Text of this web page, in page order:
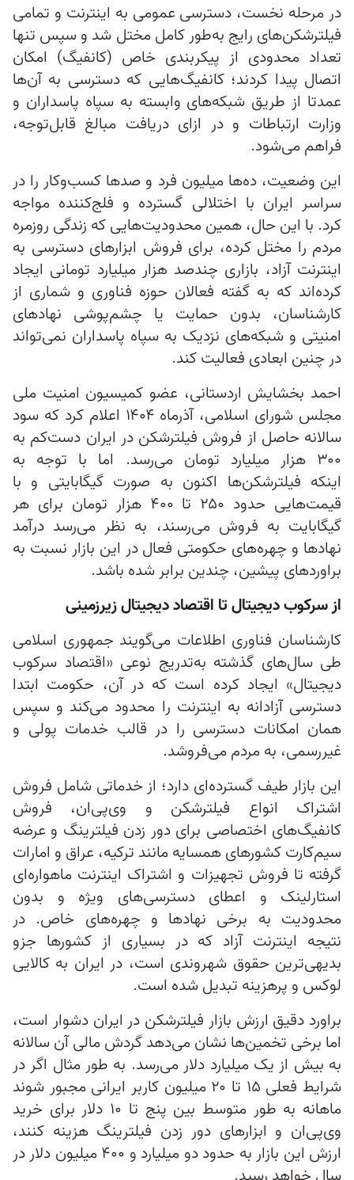
در مرحله نخست، دسترسی عمومی به اینترنت و تمامی
فیلترشکن‌های رایج به‌طور کامل مختل شد و سپس تنها
تعداد محدودی از پیکربندی خاص (کانفیگ) امکان
اتصال پیدا کردند؛ کانفیگ‌هایی که دسترسی به آن‌ها
عمدتا از طریق شبکه‌های وابسته به سپاه پاسداران و
وزارت ارتباطات و در ازای دریافت مبالغ قابل‌توجه،
فراهم می‌شود.
این وضعیت، ده‌ها میلیون فرد و صدها کسب‌وکار را در
سراسر ایران با اختلالی گسترده و فلج‌کننده مواجه
کرد. با این حال، همین محدودیت‌هایی که زندگی روزمره
مردم را مختل کرده‌، برای فروش ابزارهای دسترسی به
اینترنت آزاد، بازاری چندصد هزار میلیارد تومانی ایجاد
کرده‌اند که به گفته فعالان حوزه فناوری و شماری از
کارشناسان، بدون حمایت یا چشم‌پوشی نهادهای
امنیتی و شبکه‌های نزدیک به سپاه پاسداران نمی‌تواند
در چنین ابعادی فعالیت کند.
احمد بخشایش اردستانی، عضو کمیسیون امنیت ملی
مجلس شورای اسلامی، آذرماه ۱۴۰۴ اعلام کرد که سود
سالانه حاصل از فروش فیلترشکن در ایران دست‌کم به
۳۰۰ هزار میلیارد تومان می‌رسد. اما با توجه به
اینکه فیلترشکن‌ها اکنون به‌ صورت گیگابایتی و با
قیمت‌هایی حدود ۲۵۰ تا ۴۰۰ هزار تومان برای هر
گیگابایت به فروش می‌رسند، به نظر می‌رسد درآمد
نهادها و چهره‌های حکومتی فعال در این بازار نسبت به
براوردهای پیشین، چندین برابر شده باشد.
از سرکوب دیجیتال تا اقتصاد دیجیتال زیرزمینی
کارشناسان فناوری اطلاعات می‌گویند جمهوری اسلامی
طی سال‌های گذشته به‌تدریج نوعی «اقتصاد سرکوب
دیجیتال» ایجاد کرده است که در آن، حکومت ابتدا
دسترسی آزادانه به اینترنت را محدود می‌کند و سپس
همان امکانات دسترسی را در قالب خدمات پولی و
غیررسمی، به مردم می‌فروشد.
این بازار طیف گسترده‌ای دارد؛ از خدماتی شامل فروش
اشتراک انواع فیلترشکن و وی‌پی‌ان، فروش
کانفیگ‌های اختصاصی برای دور زدن فیلترینگ و عرضه
سیم‌کارت‌ کشورهای همسایه مانند ترکیه، عراق و امارات
گرفته تا فروش تجهیزات و اشتراک اینترنت ماهواره‌ای
استارلینک و اعطای دسترسی‌های ویژه و بدون
محدودیت به برخی نهادها و چهره‌های خاص. در
نتیجه اینترنت آزاد که در بسیاری از کشورها جزو
بدیهی‌ترین حقوق شهروندی است، در ایران به کالایی
لوکس و پرهزینه تبدیل شده است.
براورد دقیق ارزش بازار فیلترشکن در ایران دشوار است،
اما برخی تخمین‌ها نشان می‌دهد گردش مالی آن سالانه
به بیش از یک میلیارد دلار می‌رسد. به‌ طور مثال اگر در
شرایط فعلی ۱۵ تا ۲۰ میلیون کاربر ایرانی مجبور شوند
ماهانه به طور متوسط بین پنج تا ۱۰ دلار برای خرید
وی‌پی‌ان و ابزارهای دور زدن فیلترینگ هزینه کنند،
ارزش این بازار به حدود دو میلیارد و ۴۰۰ میلیون دلار در